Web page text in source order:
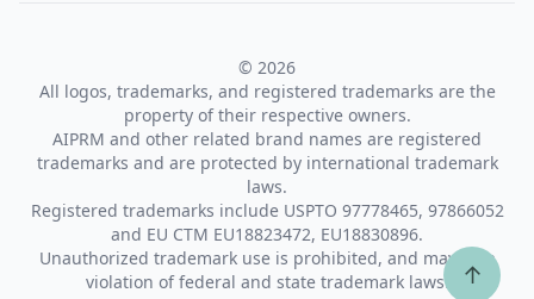
© 2026
All logos, trademarks, and registered trademarks are the
property of their respective owners.
AIPRM and other related brand names are registered
trademarks and are protected by international trademark
laws.
Registered trademarks include USPTO 97778465, 97866052
and EU CTM EU18823472, EU18830896.
Unauthorized trademark use is prohibited, and may be a
violation of federal and state trademark laws.
↑